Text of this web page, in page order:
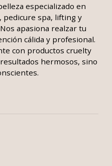
especializado en
spa, lifting y
apasiona realzar tu
cálida y profesional.
con productos cruelty
hermosos, sino